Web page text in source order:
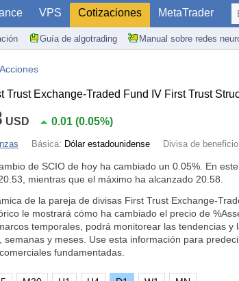
VPS Cotizaciones MetaTrader
Guía de algotrading Manual sobre redes
Trust Exchange-Traded Fund IV First Trust
USD 0.01 (0.05%)
Básica: Dólar estadounidense Divisa de
de SCIO de hoy ha cambiado un 0.05% . En
mientras que el máximo ha alcanzado 20.58.
de la pareja de divisas First Trust Exchange-
le mostrará cómo ha cambiado el precio de
temporales, podrá monitorear las tendencias y
semanas y meses. Use esta información para
fundamentadas.